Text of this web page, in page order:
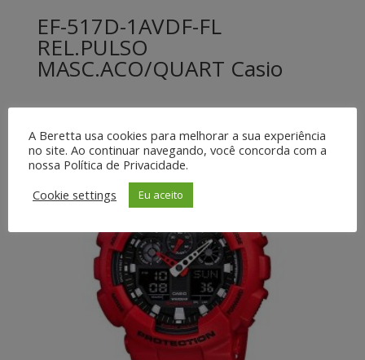
EF-517D-1AVDF-FL
REL.PULSO
MASC.ACO/QUART Casio
A Beretta usa cookies para melhorar a sua experiência
no site. Ao continuar navegando, você concorda com a
nossa Política de Privacidade.
Cookie settings
Eu aceito